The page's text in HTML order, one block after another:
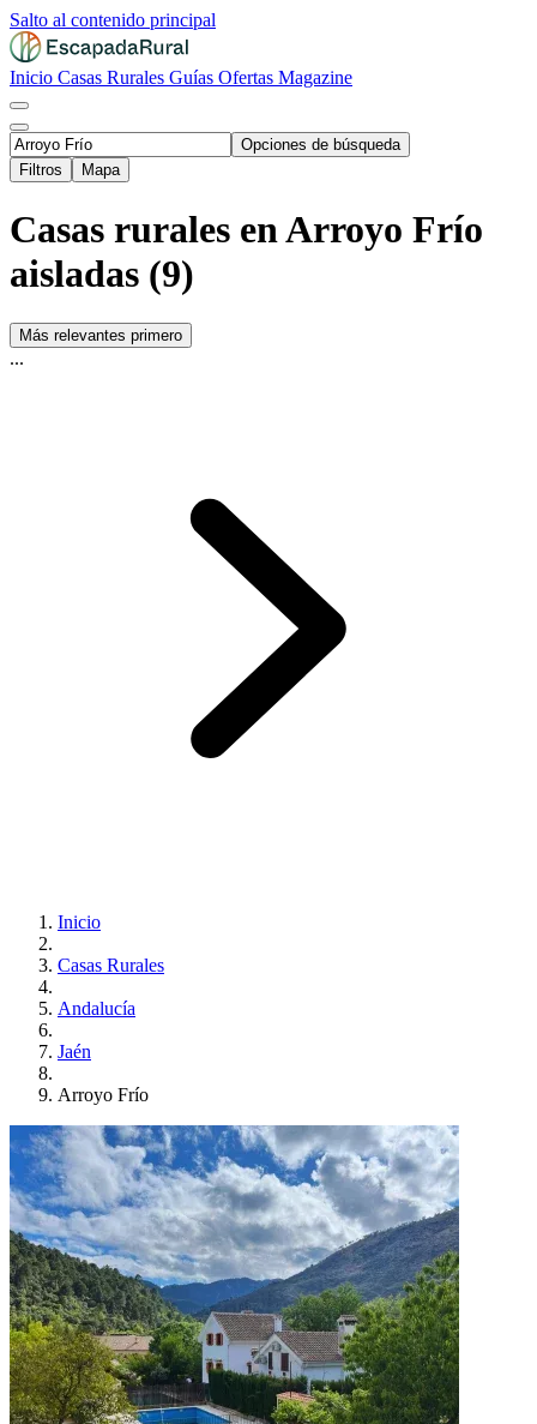
Salto al contenido principal
Inicio Casas Rurales Guías Ofertas Magazine
Opciones de búsqueda
Filtros
Mapa
Casas rurales en Arroyo Frío
aisladas (9)
Más relevantes primero
...
Inicio
Casas Rurales
Andalucía
Jaén
Arroyo Frío